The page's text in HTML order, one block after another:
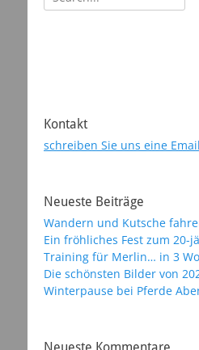
nach:
Kontakt
schreiben Sie uns eine Email
Neueste Beiträge
Wandern und Kutsche
Ein fröhliches Fest zum 20-
Training für Merlin… in 3
Die schönsten Bilder von
Winterpause bei Pferde